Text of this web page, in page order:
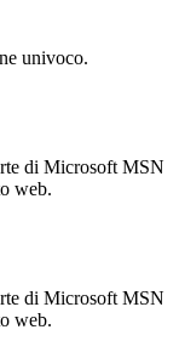
univoco.
di Microsoft MSN
web.
di Microsoft MSN
web.